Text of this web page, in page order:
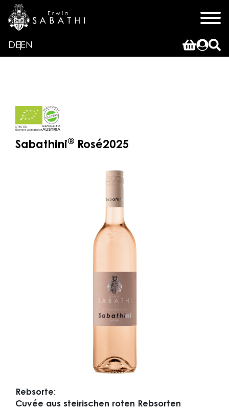
DEEN
Sabathini® Rosé2025
Rebsorte:
Cuvée aus steirischen roten Rebsorten